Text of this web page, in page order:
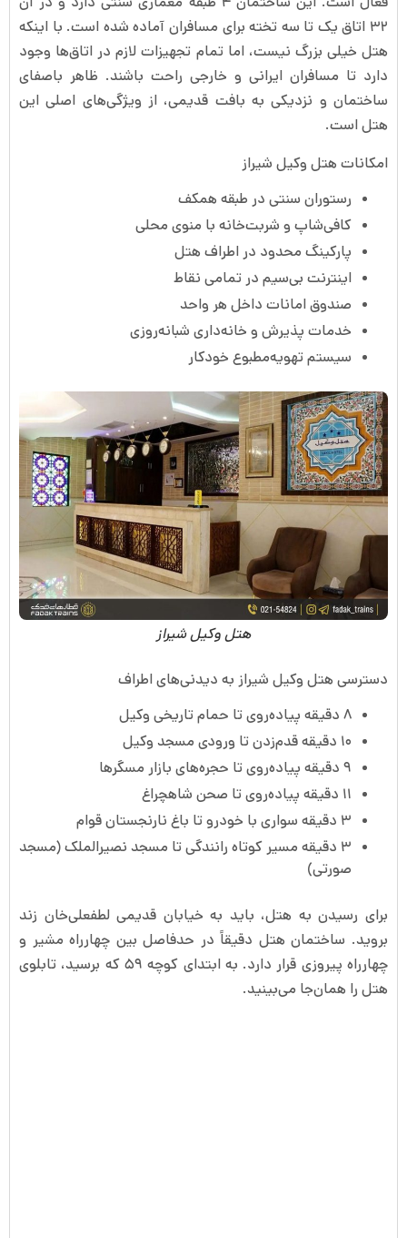
۳۲ اتاق یک تا سه تخته برای مسافران آماده شده است. با اینکه
هتل خیلی بزرگ نیست، اما تمام تجهیزات لازم در اتاق‌ها وجود
دارد تا مسافران ایرانی و خارجی راحت باشند. ظاهر باصفای
ساختمان و نزدیکی به بافت قدیمی، از ویژگی‌های اصلی این
هتل است.
امکانات هتل وکیل شیراز
رستوران سنتی در طبقه همکف
کافی‌شاپ و شربت‌خانه با منوی محلی
پارکینگ محدود در اطراف هتل
اینترنت بی‌سیم در تمامی نقاط
صندوق امانات داخل هر واحد
خدمات پذیرش و خانه‌داری شبانه‌روزی
سیستم تهویه‌مطبوع خودکار
هتل وکیل شیراز
دسترسی هتل وکیل شیراز به دیدنی‌های اطراف
۸ دقیقه پیاده‌روی تا حمام تاریخی وکیل
۱۰ دقیقه قدم‌زدن تا ورودی مسجد وکیل
۹ دقیقه پیاده‌روی تا حجره‌های بازار مسگرها
۱۱ دقیقه پیاده‌روی تا صحن شاهچراغ
۳ دقیقه سواری با خودرو تا باغ نارنجستان قوام
۳ دقیقه مسیر کوتاه رانندگی تا مسجد نصیرالملک (مسجد
صورتی)
برای رسیدن به هتل، باید به خیابان قدیمی لطفعلی‌خان زند
بروید. ساختمان هتل دقیقاً در حدفاصل بین چهارراه مشیر و
چهارراه پیروزی قرار دارد. به ابتدای کوچه ۵۹ که برسید، تابلوی
هتل را همان‌جا می‌بینید.